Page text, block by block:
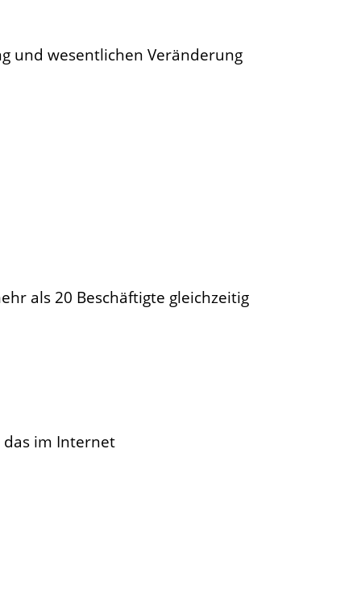
und wesentlichen Veränderung
als 20 Beschäftigte gleichzeitig
das im Internet